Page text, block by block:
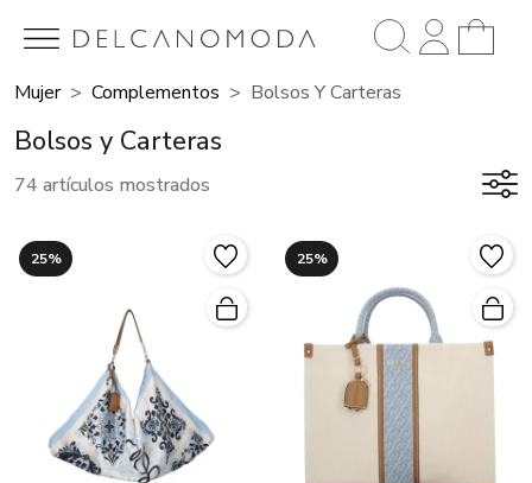
Mujer Complementos Bolsos Y Carteras
Bolsos y Carteras
74 artículos mostrados
25% 25%